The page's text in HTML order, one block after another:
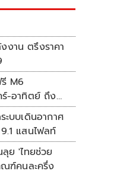
งาน ตรึงราคา
M6
ร์-อาทิตย์ ถึง
ะบบเดินอากาศ
แสนไฟลท์
ย 'ไทยช่วย
ณฑ์คนละครึ่ง